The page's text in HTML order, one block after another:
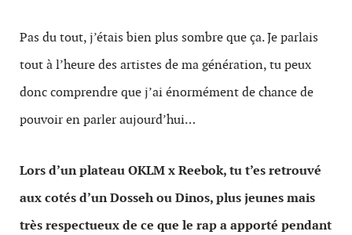
Pas du tout, j’étais bien plus sombre que ça. Je parlais
tout à l’heure des artistes de ma génération, tu peux
donc comprendre que j’ai énormément de chance de
pouvoir en parler aujourd’hui…
Lors d’un plateau OKLM x Reebok, tu t’es retrouvé
aux cotés d’un Dosseh ou Dinos, plus jeunes mais
très respectueux de ce que le rap a apporté pendant